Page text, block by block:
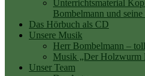
Unterrichtsmaterial
Bombelmann und
Das Hörbuch als CD
Unsere Musik
Herr Bombelmann –
Musik „Der Holzwurm
Unser Team